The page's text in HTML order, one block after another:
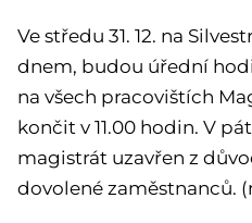
Ve středu 31. 12. na
dnem, budou úřední
na všech pracovištích
končit v 11.00 hodin. V
magistrát uzavřen z
dovolené zaměstnanců.